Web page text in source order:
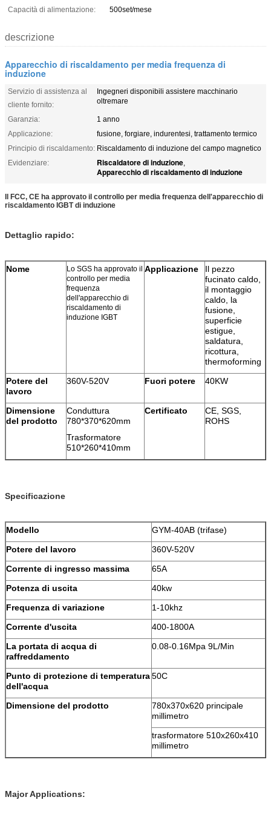
Capacità di alimentazione:
500set/mese
descrizione
Apparecchio di riscaldamento per media frequenza di
induzione
Servizio di assistenza al
cliente fornito:
Ingegneri disponibili assistere macchinario
oltremare
Garanzia:
1 anno
Applicazione:
fusione, forgiare, indurentesi, trattamento termico
Principio di riscaldamento: Riscaldamento di induzione del campo magnetico
Evidenziare:
Riscaldatore di induzione,
Apparecchio di riscaldamento di induzione
Il FCC, CE ha approvato il controllo per media frequenza dell'apparecchio di
riscaldamento IGBT di induzione
Dettaglio rapido:
Nome
Lo SGS ha approvato il
controllo per media
frequenza
dell'apparecchio di
riscaldamento di
induzione IGBT
Applicazione
Il pezzo
fucinato caldo,
il montaggio
caldo, la
fusione,
superficie
estigue,
saldatura,
ricottura,
thermoforming
Potere del
lavoro
360V-520V Fuori potere 40KW
Dimensione
del prodotto
Conduttura
780*370*620mm
Trasformatore
510*260*410mm
Certificato
CE, SGS,
ROHS
Specificazione
Modello
GYM-40AB (trifase)
Potere del lavoro
360V-520V
Corrente di ingresso massima
65A
Potenza di uscita
40kw
Frequenza di variazione
1-10khz
Corrente d'uscita
400-1800A
La portata di acqua di
raffreddamento
0.08-0.16Mpa 9L/Min
Punto di protezione di temperatura
dell'acqua
50C
Dimensione del prodotto
780x370x620 principale
millimetro
trasformatore 510x260x410
millimetro
Major Applications: